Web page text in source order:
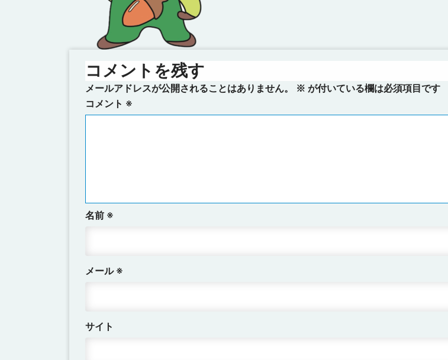
コメントを残す
メールアドレスが公開されることはありません。 ※ が付いている欄は必須項目です
コメント ※
名前 ※
メール ※
サイト